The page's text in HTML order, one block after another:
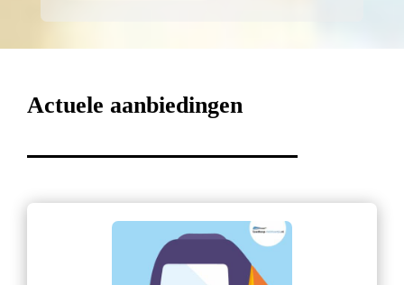
Actuele aanbiedingen